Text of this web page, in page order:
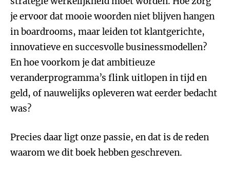
je ervoor dat mooie woorden niet blijven hangen
in boardrooms, maar leiden tot klantgerichte,
innovatieve en succesvolle businessmodellen?
En hoe voorkom je dat ambitieuze
veranderprogramma’s flink uitlopen in tijd en
geld, of nauwelijks opleveren wat eerder bedacht
was?
Precies daar ligt onze passie, en dat is de reden
waarom we dit boek hebben geschreven.